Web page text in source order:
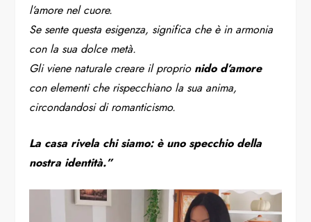
l’amore nel cuore.
Se sente questa esigenza, significa che è in armonia
con la sua dolce metà.
Gli viene naturale creare il proprio nido d’amore
con elementi che rispecchiano la sua anima,
circondandosi di romanticismo.
La casa rivela chi siamo: è uno specchio della
nostra identità.”